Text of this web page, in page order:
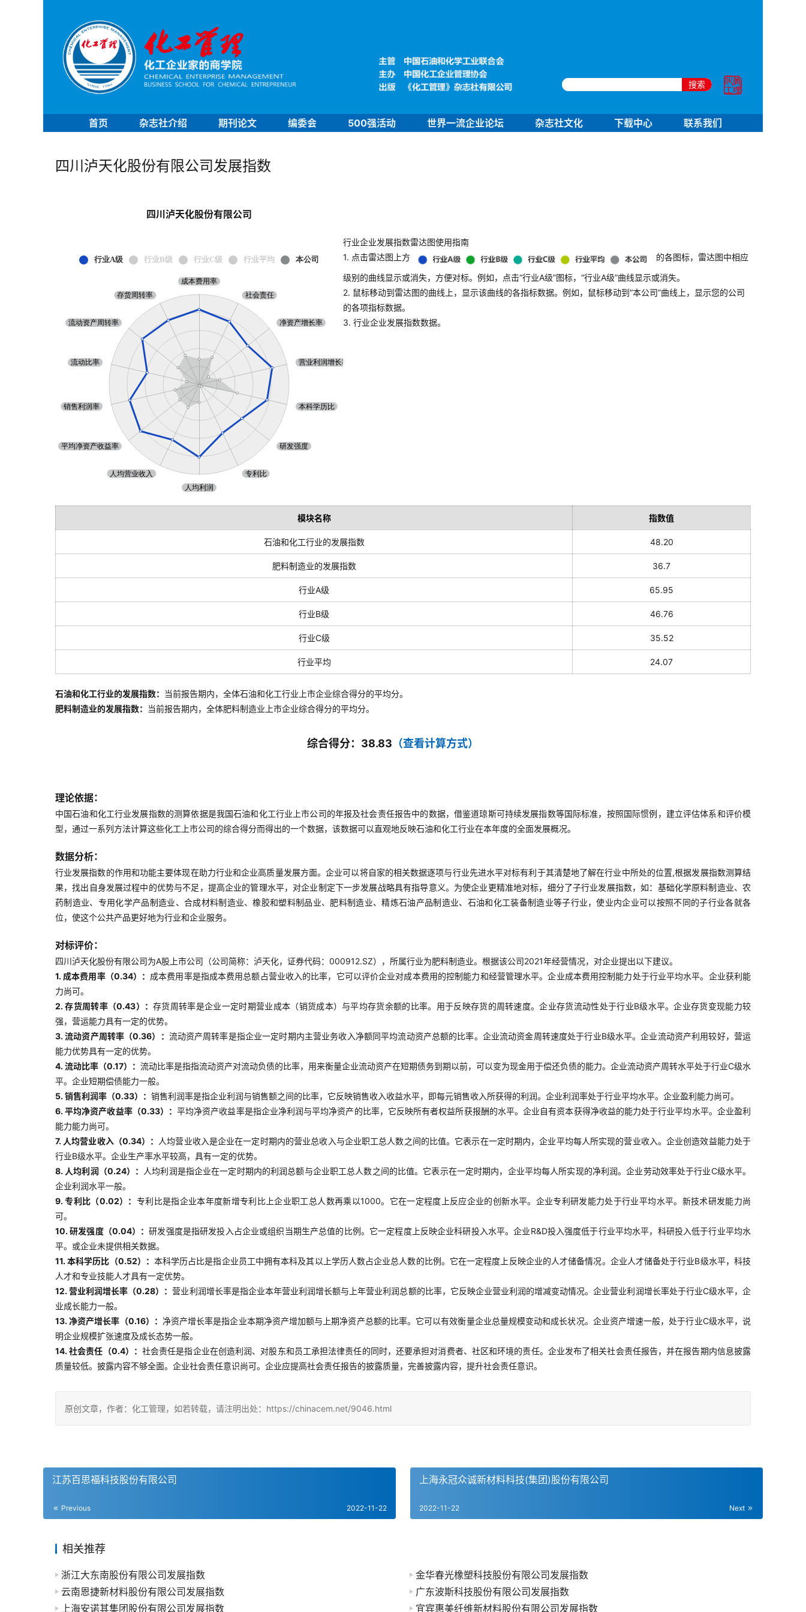
搜索
首页 杂志社介绍 期刊论文 编委会 500强活动 世界一流企业论坛 杂志社文化 下载中心 联系我们
四川泸天化股份有限公司发展指数
四川泸天化股份有限公司
行业企业发展指数雷达图使用指南
1. 点击雷达图上方
的各图标，雷达图中相应
级别的曲线显示或消失，方便对标。例如，点击“行业A级”图标，“行业A级”曲线显示或消失。
2. 鼠标移动到雷达图的曲线上，显示该曲线的各指标数据。例如，鼠标移动到“本公司”曲线上，显示您的公司
的各项指标数据。
3. 行业企业发展指数数据。
模块名称 指数值
石油和化工行业的发展指数 48.20
肥料制造业的发展指数 36.7
行业A级 65.95
行业B级 46.76
行业C级 35.52
行业平均 24.07
石油和化工行业的发展指数： 当前报告期内，全体石油和化工行业上市企业综合得分的平均分。
肥料制造业的发展指数： 当前报告期内，全体肥料制造业 上市企业综合得分的平均分。
综合得分：38.83 （查看计算方式）
理论依据：
中国石油和化工行业发展指数的测算依据是我国石油和化工行业上市公司的年报及社会责任报告中的数据，借鉴道琼斯可持续发展指数等国际标准，按照国际惯例，建立评估体系和评价模
型，通过一系列方法计算这些化工上市公司的综合得分而得出的一个数据，该数据可以直观地反映石油和化工行业在本年度的全面发展概况。
数据分析：
行业发展指数的作用和功能主要体现在助力行业和企业高质量发展方面。企业可以将自家的相关数据逐项与行业先进水平对标有利于其清楚地了解在行业中所处的位置,根据发展指数测算结
果，找出自身发展过程中的优势与不足，提高企业的管理水平，对企业制定下一步发展战略具有指导意义。为使企业更精准地对标，细分了子行业发展指数，如：基础化学原料制造业、农
药制造业、专用化学产品制造业、合成材料制造业、橡胶和塑料制品业、肥料制造业、精炼石油产品制造业、石油和化工装备制造业等子行业，使业内企业可以按照不同的子行业各就各
位，使这个公共产品更好地为行业和企业服务。
对标评价：
四川泸天化股份有限公司为A股上市公司（公司简称：泸天化，证券代码：000912.SZ），所属行业为肥料制造业。根据该公司2021年经营情况，对企业提出以下建议。
1. 成本费用率（0.34）： 成本费用率是指成本费用总额占营业收入的比率，它可以评价企业对成本费用的控制能力和经营管理水平。企业成本费用控制能力处于行业平均水平。企业获利能
力尚可。
2. 存货周转率（0.43）：存货周转率是企业一定时期营业成本（销货成本）与平均存货余额的比率。用于反映存货的周转速度。企业存货流动性处于行业B级水平。企业存货变现能力较
强，营运能力具有一定的优势。
3. 流动资产周转率（0.36）： 流动资产周转率是指企业一定时期内主营业务收入净额同平均流动资产总额的比率。企业流动资金周转速度处于行业B级水平。企业流动资产利用较好，营运
能力优势具有一定的优势。
4. 流动比率（0.17）： 流动比率是指指流动资产对流动负债的比率，用来衡量企业流动资产在短期债务到期以前，可以变为现金用于偿还负债的能力。企业流动资产周转水平处于行业C级水
平。企业短期偿债能力一般。
5. 销售利润率（0.33）： 销售利润率是指企业利润与销售额之间的比率，它反映销售收入收益水平，即每元销售收入所获得的利润。企业利润率处于行业平均水平。企业盈利能力尚可。
6. 平均净资产收益率（0.33）： 平均净资产收益率是指企业净利润与平均净资产的比率，它反映所有者权益所获报酬的水平。企业自有资本获得净收益的能力处于行业平均水平。企业盈利
能力能力尚可。
7. 人均营业收入（0.34）：
人均营业收入是企业在一定时期内的营业总收入与企业职工总人数之间的比值。它表示在一定时期内，企业平均每人所实现的营业收入。企业创造效益能力处于
行业B级水平。企业生产率水平较高，具有一定的优势。
8. 人均利润（0.24）：
人均利润是指企业在一定时期内的利润总额与企业职工总人数之间的比值。它表示在一定时期内，企业平均每人所实现的净利润。企业劳动效率处于行业C级水平。
企业利润水平一般。
9. 专利比（0.02）： 专利比是指企业本年度新增专利比上企业职工总人数再乘以1000。它在一定程度上反应企业的创新水平。企业专利研发能力处于行业平均水平。新技术研发能力尚
可。
10. 研发强度（0.04）：研发强度是指研发投入占企业或组织当期生产总值的比例。它一定程度上反映企业科研投入水平。企业R&D投入强度低于行业平均水平，科研投入低于行业平均水
平。或企业未提供相关数据。
11. 本科学历比（0.52）： 本科学历占比是指企业员工中拥有本科及其以上学历人数占企业总人数的比例。它在一定程度上反映企业的人才储备情况。企业人才储备处于行业B级水平，科技
人才和专业技能人才具有一定优势。
12. 营业利润增长率（0.28）：营业利润增长率是指企业本年营业利润增长额与上年营业利润总额的比率，它反映企业营业利润的增减变动情况。企业营业利润增长率处于行业C级水平，企
业成长能力一般。
13. 净资产增长率（0.16）： 净资产增长率是指企业本期净资产增加额与上期净资产总额的比率。它可以有效衡量企业总量规模变动和成长状况。企业资产增速一般，处于行业C级水平，说
明企业规模扩张速度及成长态势一般。
14. 社会责任（0.4）： 社会责任是指企业在创造利润、对股东和员工承担法律责任的同时，还要承担对消费者、社区和环境的责任。企业发布了相关社会责任报告，并在报告期内信息披露
质量较低。披露内容不够全面。企业社会责任意识尚可。企业应提高社会责任报告的披露质量，完善披露内容，提升社会责任意识。
原创文章，作者：化工管理，如若转载，请注明出处：https://chinacem.net/9046.html
江苏百思福科技股份有限公司
Previous 2022-11-22
上海永冠众诚新材料科技(集团)股份有限公司
Next
2022-11-22
相关推荐
浙江大东南股份有限公司发展指数
金华春光橡塑科技股份有限公司发展指数
云南恩捷新材料股份有限公司发展指数
广东波斯科技股份有限公司发展指数
上海安诺其集团股份有限公司发展指数
宜宾惠美纤维新材料股份有限公司发展指数